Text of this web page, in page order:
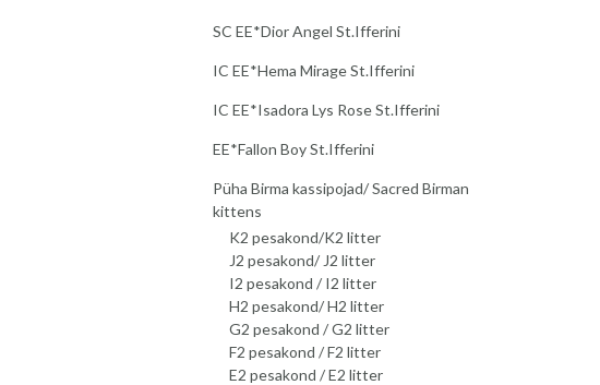
SC EE*Dior Angel St.Ifferini
IC EE*Hema Mirage St.Ifferini
IC EE*Isadora Lys Rose St.Ifferini
EE*Fallon Boy St.Ifferini
Püha Birma kassipojad/ Sacred Birman
kittens
K2 pesakond/K2 litter
J2 pesakond/ J2 litter
I2 pesakond / I2 litter
H2 pesakond/ H2 litter
G2 pesakond / G2 litter
F2 pesakond / F2 litter
E2 pesakond / E2 litter